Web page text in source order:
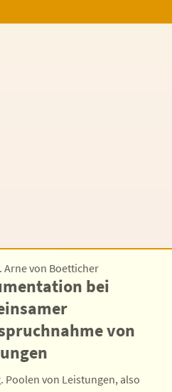
Arne von Boetticher
bei
von
Poolen von Leistungen, also